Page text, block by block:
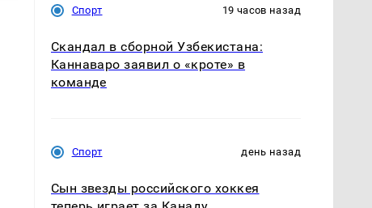
Спорт 19 часов назад
Скандал в сборной Узбекистана:
Каннаваро заявил о «кроте» в
команде
Спорт день назад
Сын звезды российского хоккея